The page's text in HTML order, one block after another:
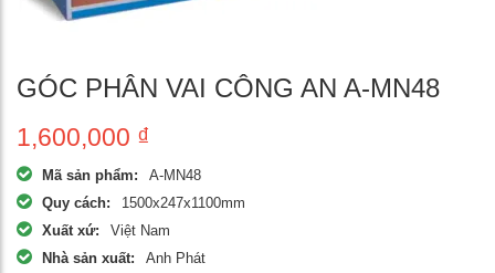
GÓC PHÂN VAI CÔNG AN A-MN48
1,600,000 ₫
Mã sản phẩm:
A-MN48
Quy cách:
1500x247x1100mm
Xuất xứ:
Việt Nam
Nhà sản xuất:
Anh Phát